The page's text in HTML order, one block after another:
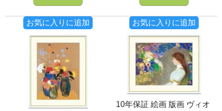
お気に入りに追加 お気に入りに追加
10年保証 絵画 版画 ヴィオ